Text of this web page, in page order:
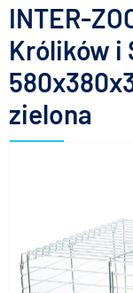
INTER-
Królików i
zielona